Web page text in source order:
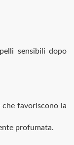
sensibili dopo
favoriscono la
profumata.